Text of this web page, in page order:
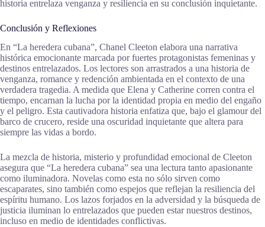
historia entrelaza venganza y resiliencia en su conclusión inquietante.
Conclusión y Reflexiones
En “La heredera cubana”, Chanel Cleeton elabora una narrativa
histórica emocionante marcada por fuertes protagonistas femeninas y
destinos entrelazados. Los lectores son arrastrados a una historia de
venganza, romance y redención ambientada en el contexto de una
verdadera tragedia. A medida que Elena y Catherine corren contra el
tiempo, encarnan la lucha por la identidad propia en medio del engaño
y el peligro. Esta cautivadora historia enfatiza que, bajo el glamour del
barco de crucero, reside una oscuridad inquietante que altera para
siempre las vidas a bordo.
La mezcla de historia, misterio y profundidad emocional de Cleeton
asegura que “La heredera cubana” sea una lectura tanto apasionante
como iluminadora. Novelas como esta no sólo sirven como
escaparates, sino también como espejos que reflejan la resiliencia del
espíritu humano. Los lazos forjados en la adversidad y la búsqueda de
justicia iluminan lo entrelazados que pueden estar nuestros destinos,
incluso en medio de identidades conflictivas.